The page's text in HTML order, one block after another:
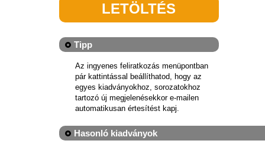
LETÖLTÉS
Tipp
Az ingyenes feliratkozás menüpontban
pár kattintással beállíthatod, hogy az
egyes kiadványokhoz, sorozatokhoz
tartozó új megjelenésekkor e-mailen
automatikusan értesítést kapj.
Hasonló kiadványok